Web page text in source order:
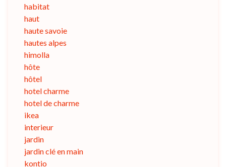
habitat
haut
haute savoie
hautes alpes
himolla
hôte
hôtel
hotel charme
hotel de charme
ikea
interieur
jardin
jardin clé en main
kontio